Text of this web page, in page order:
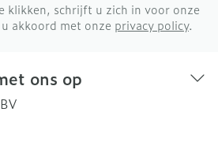
klikken, schrijft u zich in voor onze
akkoord met onze privacy policy.
ons op